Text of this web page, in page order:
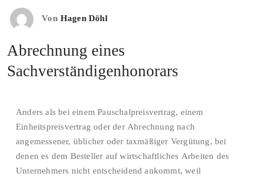
Von Hagen Döhl
Abrechnung eines
Sachverständigenhonorars
Anders als bei einem Pauschalpreisvertrag, einem
Einheitspreisvertrag oder der Abrechnung nach
angemessener, üblicher oder taxmäßiger Vergütung, bei
denen es dem Besteller auf wirtschaftliches Arbeiten des
Unternehmers nicht entscheidend ankommt, weil